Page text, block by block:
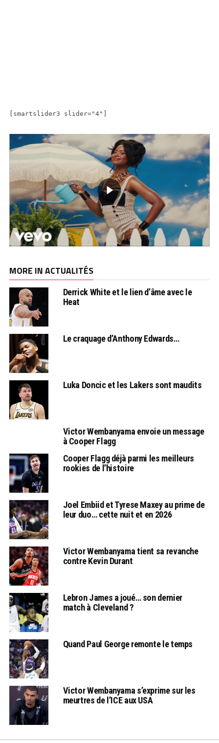
[smartslider3 slider="4"]
MORE IN ACTUALITÉS
Derrick White et le lien d’âme avec le
Heat
Le craquage d’Anthony Edwards…
Luka Doncic et les Lakers sont maudits
Victor Wembanyama envoie un message
à Cooper Flagg
Cooper Flagg déjà parmi les meilleurs
rookies de l’histoire
Joel Embiid et Tyrese Maxey au prime de
leur duo… cette nuit et en 2026
Victor Wembanyama tient sa revanche
contre Kevin Durant
Lebron James a joué… son dernier
match à Cleveland ?
Quand Paul George remonte le temps
Victor Wembanyama s’exprime sur les
meurtres de l’ICE aux USA